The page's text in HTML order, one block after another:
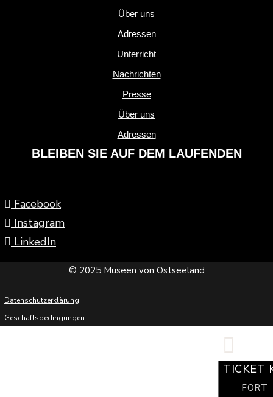
Über uns
Adressen
Unterricht
Nachrichten
Presse
Über uns
Adressen
BLEIBEN SIE AUF DEM LAUFENDEN
Facebook
Instagram
LinkedIn
© 2025 Museen von Ostseeland
Datenschutzerklärung
Geschäftsbedingungen
TICKET
FORT